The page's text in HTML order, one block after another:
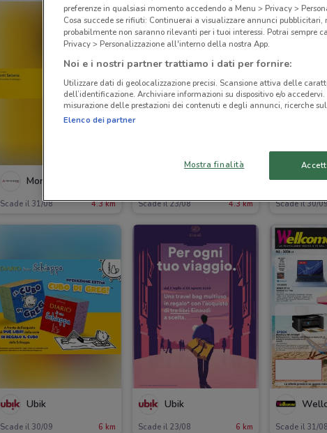
Mondadori Store
Scade il 31/08 4.3 km Scade il 23/08 4.3 km
GBC
Scade il 30/
Ubik
Scade il 30/09 6 km
Ubik
Scade il 23/08 6 km Scade il 31/08
preferenze in qualsiasi momento accedendo a Menu > Privacy >
Cosa succede se rifiuti: Continuerai a visualizzare annunci
probabilmente non saranno rilevanti per i tuoi interessi. Potrai sempre
Privacy > Personalizzazione all'interno della nostra App.
Noi e i nostri partner trattiamo i dati per fornire:
Utilizzare dati di geolocalizzazione precisi. Scansione attiva delle
dell’identificazione. Archiviare informazioni su dispositivo e/o
misurazione delle prestazioni dei contenuti e degli annunci, ricerche
Elenco dei partner
Mostra finalità